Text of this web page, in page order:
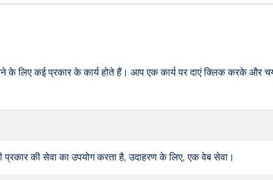
करने के लिए कई प्रकार के कार्य होते हैं। आप एक कार्य पर दाएं क्लिक करके
प्रकार की सेवा का उपयोग करता है, उदाहरण के लिए, एक वेब सेवा।